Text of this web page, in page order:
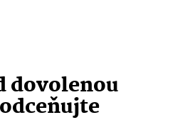
dovolenou